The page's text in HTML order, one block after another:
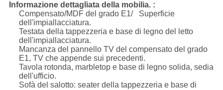
Informazione dettagliata della mobilia. :
Compensato/MDF del grado E1/ Superficie
dell'impiallacciatura.
Testata della tappezzeria e base di legno del letto
dell'impiallacciatura.
Mancanza del pannello TV del compensato del grado
E1, TV che appende sui precedenti.
Tavola rotonda, marbletop e base di legno solida, sedia
dell'ufficio.
Sofà del salotto: seater della tappezzeria e base di